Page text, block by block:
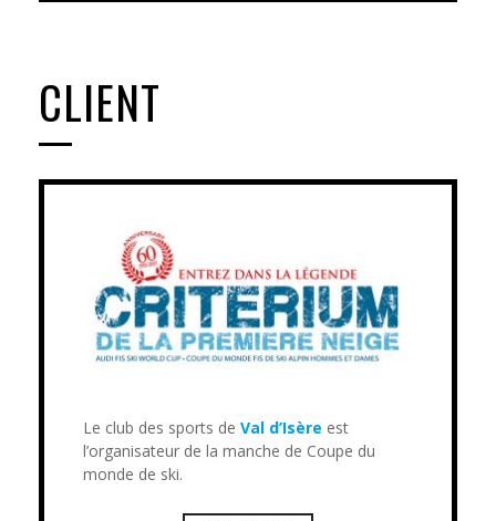
CLIENT
Le club des sports de Val d’Isère est
l’organisateur de la manche de Coupe du
monde de ski.